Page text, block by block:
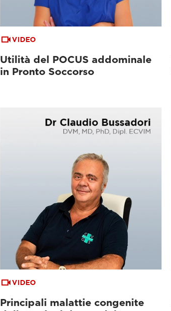
VIDEO
Utilità del POCUS addominale
in Pronto Soccorso
VIDEO
Principali malattie congenite